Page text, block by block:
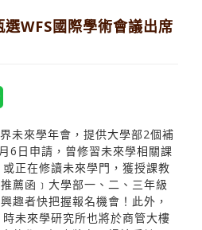
WFS國際學術會議出席
未來學年會，提供大學部2個補
6日申請，曾修習未來學相關課
正在修讀未來學門，獲授課教
薦函﹞大學部一、二、三年級
趣者快把握報名機會！此外，
未來學研究所也將於商管大樓